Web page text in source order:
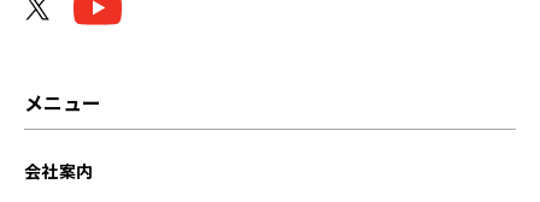
メニュー
会社案内